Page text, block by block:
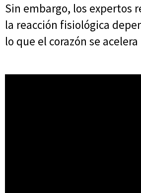
Sin embargo, los expertos
la reacción fisiológica
lo que el corazón se